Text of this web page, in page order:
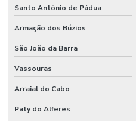
Santo Antônio de Pádua
Armação dos Búzios
São João da Barra
Vassouras
Arraial do Cabo
Paty do Alferes